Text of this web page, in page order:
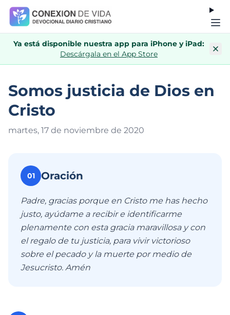
Ya está disponible nuestra app para iPhone y iPad:
Descárgala en el App Store
Somos justicia de Dios en
Cristo
martes, 17 de noviembre de 2020
01 Oración
Padre, gracias porque en Cristo me has hecho
justo, ayúdame a recibir e identificarme
plenamente con esta gracia maravillosa y con
el regalo de tu justicia, para vivir victorioso
sobre el pecado y la muerte por medio de
Jesucristo. Amén